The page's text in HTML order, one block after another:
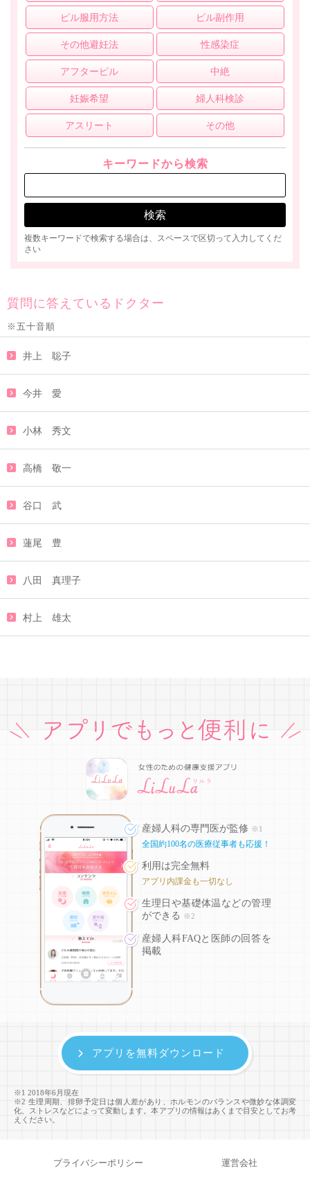
ピル服用方法 ピル副作用
その他避妊法 性感染症
アフターピル 中絶
妊娠希望 婦人科検診
アスリート その他
キーワードから検索
複数キーワードで検索する場合は、スペースで区切って入力してくだ
さい
質問に答えているドクター
※五十音順
井上 聡子
今井 愛
小林 秀文
高橋 敬一
谷口 武
蓮尾 豊
八田 真理子
村上 雄太
産婦人科の専門医が監修 ※1
全国約100名の医療従事者も応援！
利用は完全無料
アプリ内課金も一切なし
生理日や基礎体温などの管理
ができる
※2
産婦人科FAQと医師の回答を
掲載
※1 2018年6月現在
※2 生理周期、排卵予定日は個人差があり、ホルモンのバランスや微妙な体調変
化、ストレスなどによって変動します。本アプリの情報はあくまで目安としてお考
えください。
アプリを無料ダウンロード
プライバシーポリシー 運営会社